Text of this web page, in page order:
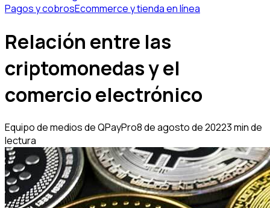
Pagos y cobrosEcommerce y tienda en línea
Relación entre las
criptomonedas y el
comercio electrónico
Equipo de medios de QPayPro8 de agosto de 20223 min de
lectura